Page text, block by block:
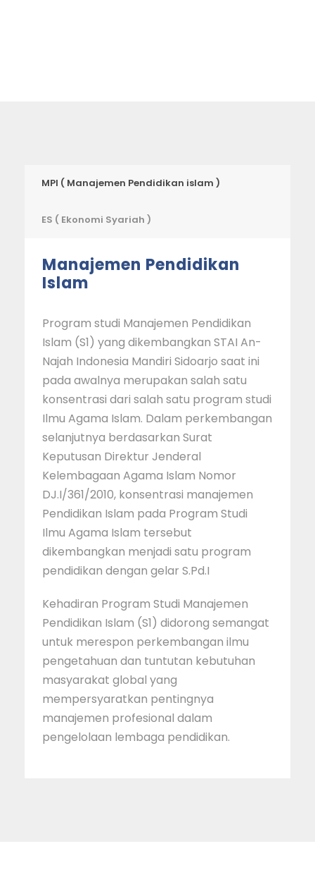
MPI ( Manajemen Pendidikan islam )
ES ( Ekonomi Syariah )
Manajemen Pendidikan
Islam
Program studi Manajemen Pendidikan
Islam (S1) yang dikembangkan STAI An-
Najah Indonesia Mandiri Sidoarjo saat ini
pada awalnya merupakan salah satu
konsentrasi dari salah satu program studi
Ilmu Agama Islam. Dalam perkembangan
selanjutnya berdasarkan Surat
Keputusan Direktur Jenderal
Kelembagaan Agama Islam Nomor
DJ.I/361/2010, konsentrasi manajemen
Pendidikan Islam pada Program Studi
Ilmu Agama Islam tersebut
dikembangkan menjadi satu program
pendidikan dengan gelar S.Pd.I
Kehadiran Program Studi Manajemen
Pendidikan Islam (S1) didorong semangat
untuk merespon perkembangan ilmu
pengetahuan dan tuntutan kebutuhan
masyarakat global yang
mempersyaratkan pentingnya
manajemen profesional dalam
pengelolaan lembaga pendidikan.